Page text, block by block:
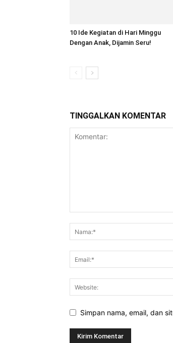
10 Ide Kegiatan di Hari Minggu
Dengan Anak, Dijamin Seru!
TINGGALKAN KOMENTAR
Simpan nama, email, dan